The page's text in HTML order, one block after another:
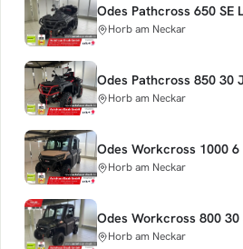
Horb am Neckar
Odes Pathcross 850 30
Horb am Neckar
Horb am Neckar
Horb am Neckar